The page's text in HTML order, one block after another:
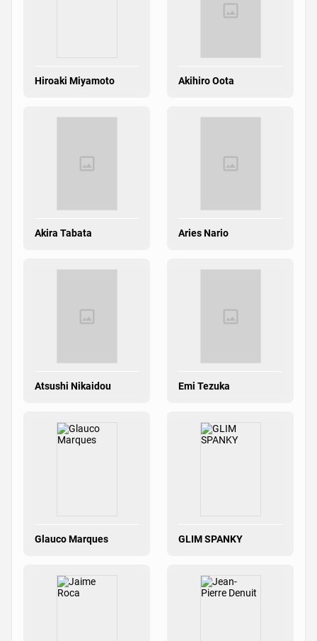
Hiroaki Miyamoto Akihiro Oota
Akira Tabata Aries Nario
Atsushi Nikaidou Emi Tezuka
Glauco Marques GLIM SPANKY